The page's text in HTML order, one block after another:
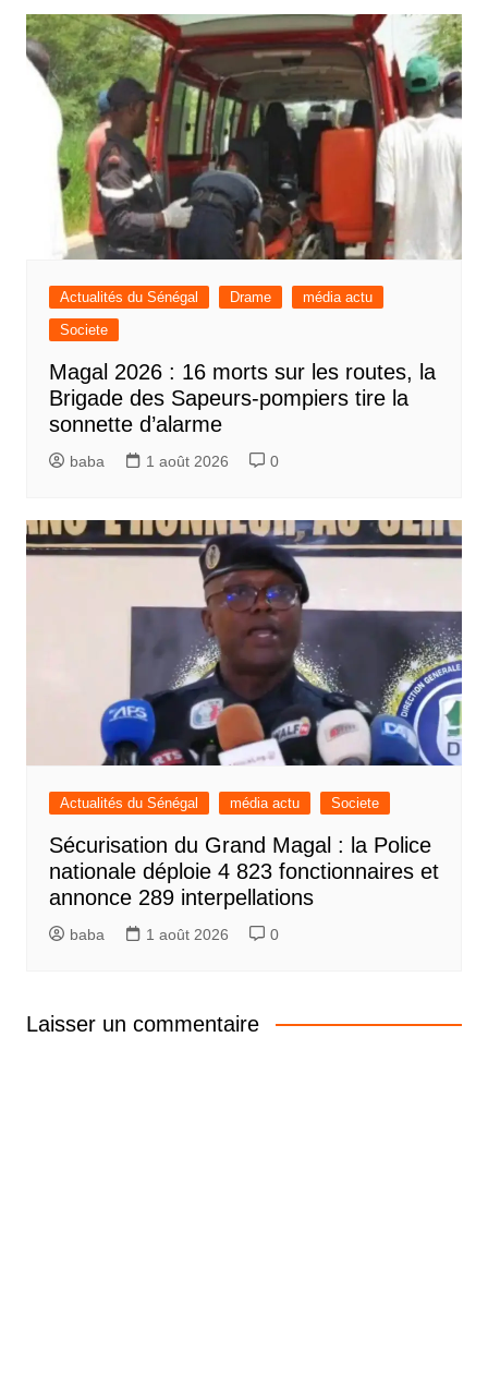
Actualités du Sénégal Drame
média actu
Societe
Magal 2026 : 16 morts sur les routes, la
Brigade des Sapeurs-pompiers tire la
sonnette d’alarme
baba 1 août 2026 0
Actualités du Sénégal média actu Societe
Sécurisation du Grand Magal : la Police
nationale déploie 4 823 fonctionnaires et
annonce 289 interpellations
baba 1 août 2026 0
Laisser un commentaire